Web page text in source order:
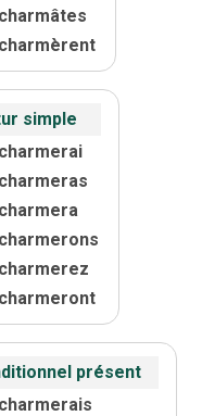
charmâtes
charmèrent
simple
charmerai
charmeras
charmera
charmerons
charmerez
charmeront
présent
charmerais